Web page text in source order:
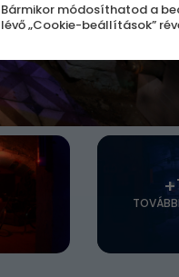
Bármikor módosíthatod a
lévő „Cookie-beállítások”